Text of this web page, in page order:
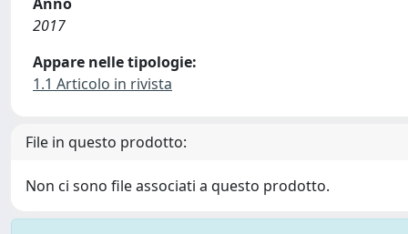
2017
Appare nelle tipologie:
1.1 Articolo in rivista
File in questo prodotto:
Non ci sono file associati a questo prodotto.